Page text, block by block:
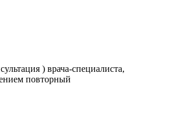
) врача-специалиста,
повторный